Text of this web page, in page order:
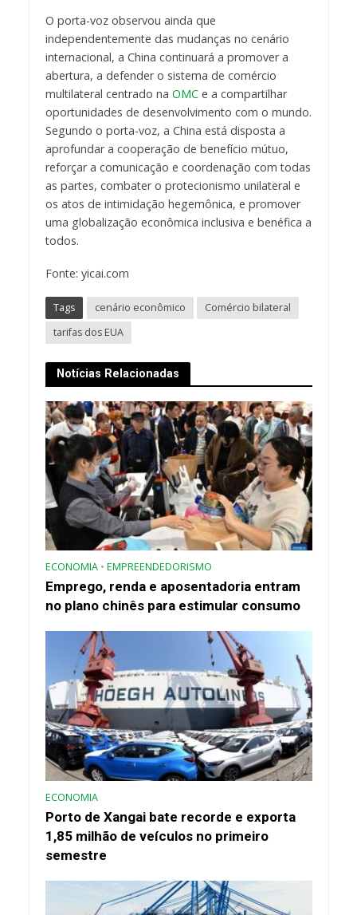
O porta-voz observou ainda que
independentemente das mudanças no cenário
internacional, a China continuará a promover a
abertura, a defender o sistema de comércio
multilateral centrado na OMCe a compartilhar
oportunidades de desenvolvimento com o mundo.
Segundo o porta-voz, a China está disposta a
aprofundar a cooperação de benefício mútuo,
reforçar a comunicação e coordenação com todas
as partes, combater o protecionismo unilateral e
os atos de intimidação hegemônica, e promover
uma globalização econômica inclusiva e benéfica a
todos.
Fonte: yicai.com
Tags cenário econômico
Comércio bilateral
tarifas dos EUA
Notícias Relacionadas
ECONOMIA • EMPREENDEDORISMO
Emprego, renda e aposentadoria entram
no plano chinês para estimular consumo
ECONOMIA
Porto de Xangai bate recorde e exporta
1,85 milhão de veículos no primeiro
semestre